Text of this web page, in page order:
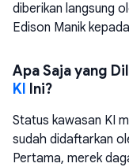
diberikan langsung
Edison Manik
Apa Saja yang
KI
Ini?
Status kawasan KI
sudah didaftarkan
Pertama, merek